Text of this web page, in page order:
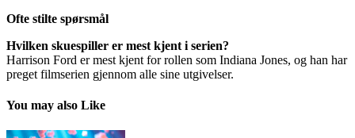
Ofte stilte spørsmål
Hvilken skuespiller er mest kjent i serien?
Harrison Ford er mest kjent for rollen som Indiana Jones, og han har
preget filmserien gjennom alle sine utgivelser.
You may also Like